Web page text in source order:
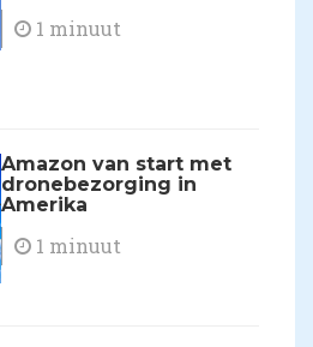
1 minuut
Amazon van start met
dronebezorging in
Amerika
1 minuut